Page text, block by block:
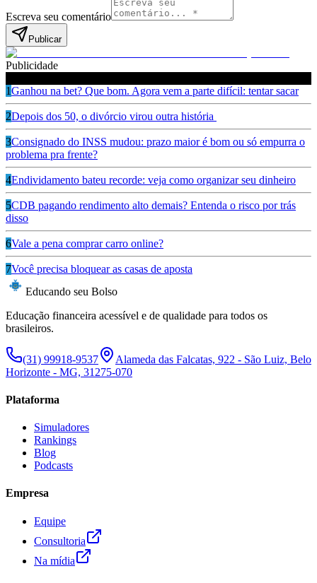
Escreva seu comentário
Publicar
Publicidade
1Ganhou na bet? Que bom. Agora vem a parte difícil: tentar sacar
2Depois dos 50, o divórcio virou outra história
3Consignado do INSS mudou: prazo maior é bom ou só empurra o
problema pra frente?
4Endividamento bateu recorde: veja como organizar seu dinheiro
5CDB pagando rendimento alto demais? Entenda o risco por trás
disso
6Vale a pena comprar carro online?
7Você precisa bloquear as casas de aposta
Educando seu Bolso
Educação financeira acessível e de qualidade para todos os
brasileiros.
(31) 99918-9537
Alameda das Falcatas, 922 - São Luiz, Belo
Horizonte - MG, 31275-070
Plataforma
Simuladores
Rankings
Blog
Podcasts
Empresa
Equipe
Consultoria
Na mídia